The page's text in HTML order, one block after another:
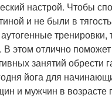
настрой. Чтобы
и не были в
тренировки,
В этом отлично
занятий обрести
йога для
и мужчин в возрасте